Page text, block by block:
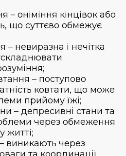
– оніміння кінцівок або
що суттєво обмежує
невиразна і нечітка
– поступово
ковтати, що може
прийому їжі;
– депресивні стани та
через обмеження
житті;
виникають через